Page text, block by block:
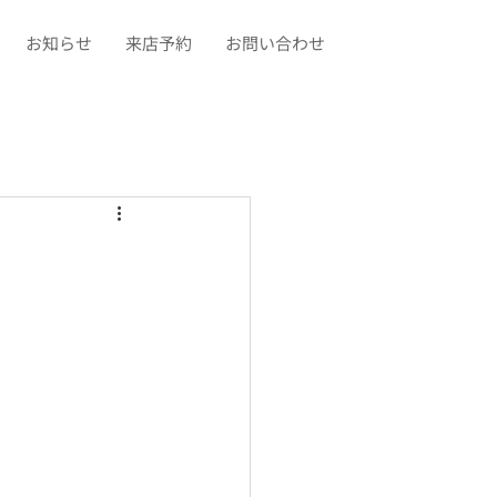
お知らせ 来店予約 お問い合わせ